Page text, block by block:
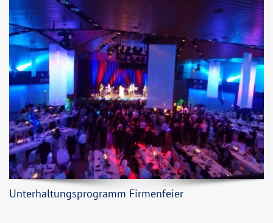
Unterhaltungsprogramm Firmenfeier